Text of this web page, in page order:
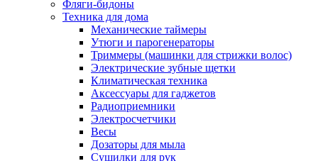
Фляги-бидоны
Техника для дома
Механические таймеры
Утюги и парогенераторы
Триммеры (машинки для стрижки волос)
Электрические зубные щетки
Климатическая техника
Аксессуары для гаджетов
Радиоприемники
Электросчетчики
Весы
Дозаторы для мыла
Сушилки для рук